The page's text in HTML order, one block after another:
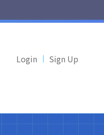
Login Sign Up